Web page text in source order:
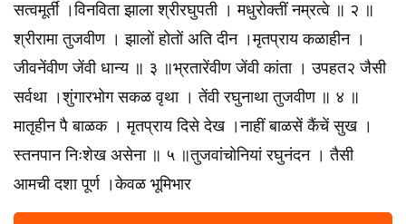
सत्वमूर्तीं ।विनविता झाला श्रीरघुपती । मधुरोक्तीं नम्रत्वे ॥ २ ॥
श्रीरामा तुजवीण । झालों होतों अति दीन ।मृतप्राय कळाहीन ।
जीवनेंवीण जेंवी धान्य ॥ ३ ॥भ्रतारेंवीण जेंवी कांता । उपहत२ जैसी
सर्वथा ।शुंगारभोग सकळ वृथा । तेंवी रघुनाथा तुजवीण ॥ ४ ॥
मातृहीन पै बाळक । मृतप्राय दिसे देख ।नाहीं बाळसें कैंचें सुख ।
स्तनपान निःशेख असेना ॥ ५ ॥तुजवांचोनियां रघुनंदन । तैसी
आमची दशा पूर्ण ।केवळ भूमिभार